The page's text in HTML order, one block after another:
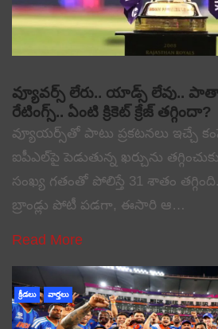
వ్యూవర్స్ లేరు.. యాడ్స్ లేవు..
రేటింగ్స్.. ఏంటి క్రికెట్ క్రేజ్ తగ్గిందా?
వ్యూయర్స్‌తో పాటు ప్రకటనలు ఇచ్చే
ఐపీఎల్‌పై పెడుతున్న ఖర్చును
సంఖ్య గతంతో పోలిస్తే 31 శాతం
బ్రాండ్లు పోటీ పడగా, ఈసారి ఆ…
Read More
క్రీడలు వార్తలు